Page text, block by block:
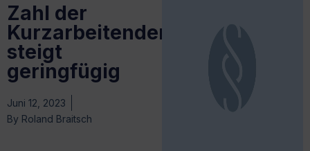
Zahl der
Kurzarbeitenden
steigt
geringfügig
Juni 12, 2023
By Roland Braitsch